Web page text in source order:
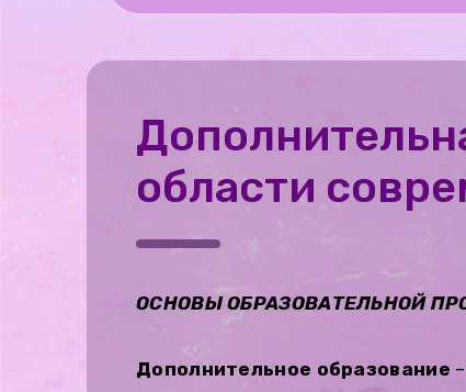
области
ОСНОВЫ ОБРАЗОВАТЕЛЬНОЙ
Дополнительное образование